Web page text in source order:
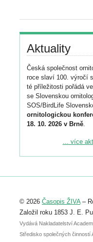
Aktuality
Česká společnost
roce slaví 100. výročí
té příležitosti pořádá
se Slovenskou
SOS/BirdLife
ornitologickou
18. 10. 2026 v Brně.
Podrobnější informace
Registrovat se můžete
abstraktu přihlášené
posteru je už 30.
... více
© 2026 Časopis ŽIVA–
Založil roku 1853 J. E.
Vydává Nakladatelství
Středisko společných činností